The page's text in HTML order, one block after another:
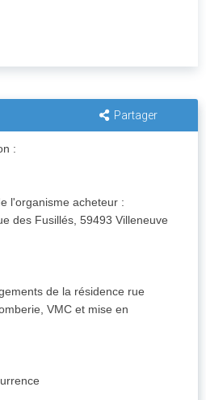
Partager
:
l'organisme acheteur :
des Fusillés, 59493 Villeneuve
de la résidence rue
VMC et mise en